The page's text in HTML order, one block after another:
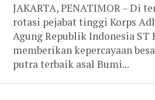
JAKARTA, PENATIMOR – Di
rotasi pejabat tinggi Korps
Agung Republik Indonesia ST
memberikan kepercayaan
putra terbaik asal Bumi...